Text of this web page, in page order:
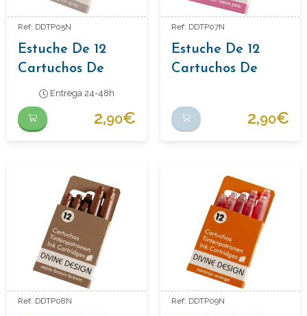
Ref: DDTP05N
Estuche De 12
Cartuchos De
Tinta Color Gris
Entrega 24-48h
2,90€
Ref: DDTP07N
Estuche De 12
Cartuchos De
2,90€
Ref: DDTP08N Ref: DDTP09N